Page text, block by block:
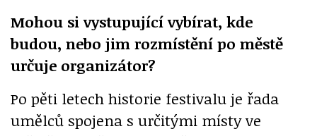
Mohou si vystupující vybírat, kde
budou, nebo jim rozmístění po městě
určuje organizátor?
Po pěti letech historie festivalu je řada
umělců spojena s určitými místy ve